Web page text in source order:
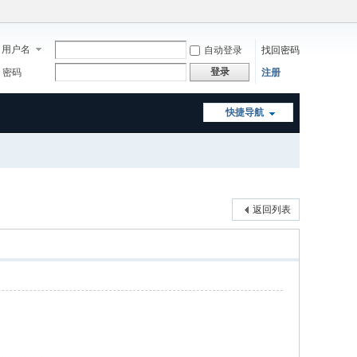
用户名 自动登录
找回密码
密码
登录 注册
快捷导航
返回列表